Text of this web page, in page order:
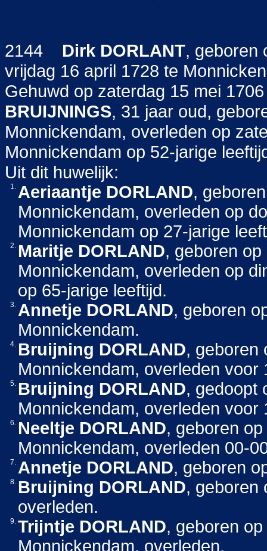
2144 Dirk DORLANT, geboren
vrijdag 16 april 1728 te
Gehuwd op zaterdag 15 mei
BRUIJNINGS, 31 jaar oud,
Monnickendam, overleden op
Monnickendam op 52-jarige
Uit dit huwelijk:
1. Aeriaantje DORLAND,
Monnickendam, overleden op
Monnickendam op 27-jarige
2. Maritje DORLAND, geboren
Monnickendam, overleden op
op 65-jarige leeftijd.
3. Annetje DORLAND, geboren
Monnickendam.
4. Bruijning DORLAND, geboren
Monnickendam, overleden voor
5. Bruijning DORLAND, gedoopt
Monnickendam, overleden voor
6. Neeltje DORLAND, geboren
Monnickendam, overleden 00-
7. Annetje DORLAND, geboren
8. Bruijning DORLAND, geboren
overleden.
9. Trijntje DORLAND, geboren
Monnickendam, overleden.